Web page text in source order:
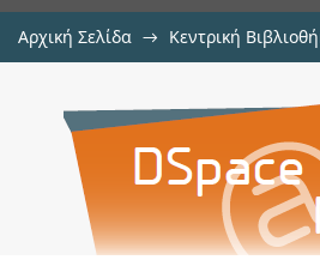
Αρχική Σελίδα → Κεντρική
Διερεύνηση
Αναπαράστασης